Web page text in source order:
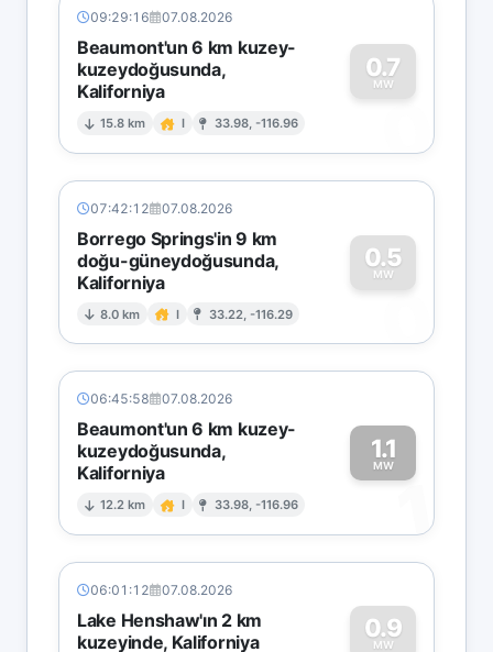
09:29:16 07.08.2026
Beaumont'un 6 km kuzey-
kuzeydoğusunda,
Kaliforniya
15.8 km I 33.98, -116.96
0.7
MW
0
07:42:12 07.08.2026
Borrego Springs'in 9 km
doğu-güneydoğusunda,
Kaliforniya
8.0 km I 33.22, -116.29
0.5
MW
0
06:45:58 07.08.2026
Beaumont'un 6 km kuzey-
kuzeydoğusunda,
Kaliforniya
12.2 km I 33.98, -116.96
1.1
MW
1
06:01:12 07.08.2026
Lake Henshaw'ın 2 km
kuzeyinde, Kaliforniya
0.9
MW